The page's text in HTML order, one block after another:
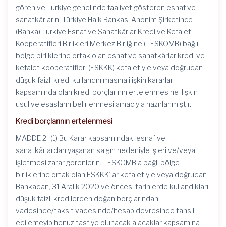
gören ve Türkiye genelinde faaliyet gösteren esnaf ve
sanatkârların, Türkiye Halk Bankası Anonim Şirketince
(Banka) Türkiye Esnaf ve Sanatkârlar Kredi ve Kefalet
Kooperatifleri Birlikleri Merkez Birliğine (TESKOMB) bağlı
bölge birliklerine ortak olan esnaf ve sanatkârlar kredi ve
kefalet kooperatifleri (ESKKK) kefaletiyle veya doğrudan
düşük faizli kredi kullandırılmasına ilişkin kararlar
kapsamında olan kredi borçlarının ertelenmesine ilişkin
usul ve esasların belirlenmesi amacıyla hazırlanmıştır.
Kredi borçlarının ertelenmesi
MADDE 2- (1) Bu Karar kapsamındaki esnaf ve
sanatkârlardan yaşanan salgın nedeniyle işleri ve/veya
işletmesi zarar görenlerin. TESKOMB’a bağlı bölge
birliklerine ortak olan ESKKK’lar kefaletiyle veya doğrudan
Bankadan, 31 Aralık 2020 ve öncesi tarihlerde kullandıkları
düşük faizli kredilerden doğan borçlarından,
vadesinde/taksit vadesinde/hesap devresinde tahsil
edilemeyip henüz tasfiye olunacak alacaklar kapsamına